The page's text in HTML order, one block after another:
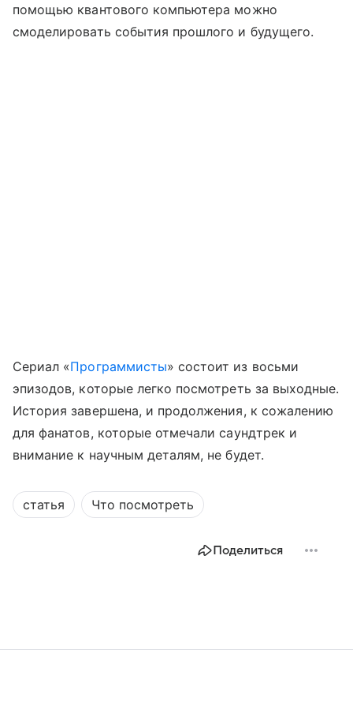
помощью квантового компьютера можно
смоделировать события прошлого и будущего.
Сериал «Программисты» состоит из восьми
эпизодов, которые легко посмотреть за выходные.
История завершена, и продолжения, к сожалению
для фанатов, которые отмечали саундтрек и
внимание к научным деталям, не будет.
статья Что посмотреть
Поделиться